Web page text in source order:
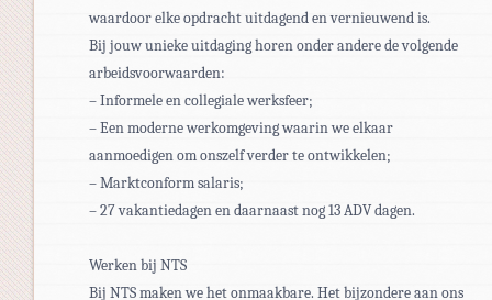
waardoor elke opdracht uitdagend en vernieuwend is.
Bij jouw unieke uitdaging horen onder andere de volgende
arbeidsvoorwaarden:
– Informele en collegiale werksfeer;
– Een moderne werkomgeving waarin we elkaar
aanmoedigen om onszelf verder te ontwikkelen;
– Marktconform salaris;
– 27 vakantiedagen en daarnaast nog 13 ADV dagen.
Werken bij NTS
Bij NTS maken we het onmaakbare. Het bijzondere aan ons